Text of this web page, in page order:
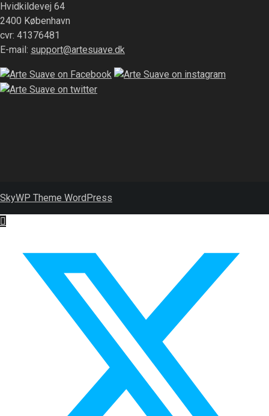
Hvidkildevej 64
2400 København
cvr: 41376481
E-mail: support@artesuave.dk
SkyWP Theme WordPress